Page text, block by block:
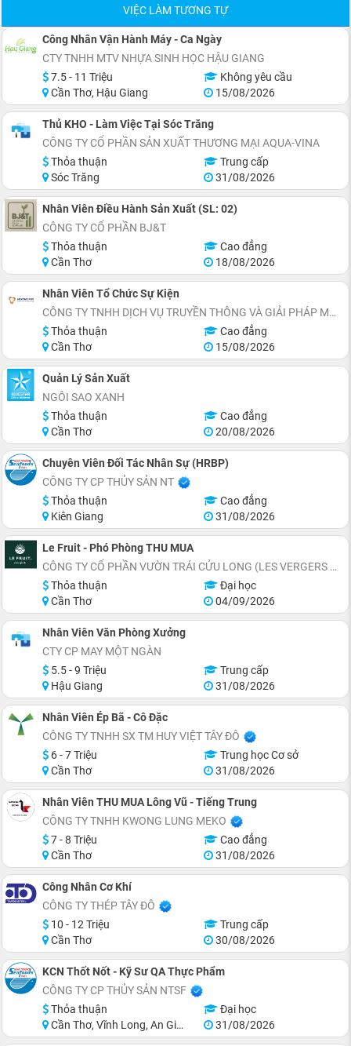
VIỆC LÀM TƯƠNG TỰ
Công Nhân Vận Hành Máy - Ca Ngày
CTY TNHH MTV NHỰA SINH HỌC HẬU GIANG
7.5 - 11 Triệu
Không yêu cầu
Cần Thơ, Hậu Giang
15/08/2026
Thủ KHO - Làm Việc Tại Sóc Trăng
CÔNG TY CỔ PHẦN SẢN XUẤT THƯƠNG MẠI AQUA-VINA
Thỏa thuận
Trung cấp
Sóc Trăng
31/08/2026
Nhân Viên Điều Hành Sản Xuất (SL: 02)
CÔNG TY CỔ PHẦN BJ&T
Thỏa thuận
Cao đẳng
Cần Thơ
18/08/2026
Nhân Viên Tổ Chức Sự Kiện
CÔNG TY TNHH DỊCH VỤ TRUYỀN THÔNG VÀ GIẢI PHÁP MARKETING MEKONG PRO
Thỏa thuận
Cao đẳng
Cần Thơ
15/08/2026
Quản Lý Sản Xuất
NGÔI SAO XANH
Thỏa thuận
Cao đẳng
Cần Thơ
20/08/2026
Chuyên Viên Đối Tác Nhân Sự (HRBP)
CÔNG TY CP THỦY SẢN NT
Thỏa thuận
Cao đẳng
Kiên Giang
31/08/2026
Le Fruit - Phó Phòng THU MUA
CÔNG TY CỔ PHẦN VƯỜN TRÁI CỬU LONG (LES VERGERS DU MÉKONG)
Thỏa thuận
Đại học
Cần Thơ
04/09/2026
Nhân Viên Văn Phòng Xưởng
CTY CP MAY MỘT NGÀN
5.5 - 9 Triệu
Trung cấp
Hậu Giang
31/08/2026
Nhân Viên Ép Bã - Cô Đặc
CÔNG TY TNHH SX TM HUY VIỆT TÂY ĐÔ
6 - 7 Triệu
Trung học Cơ sở
Cần Thơ
31/08/2026
Nhân Viên THU MUA Lông Vũ - Tiếng Trung
CÔNG TY TNHH KWONG LUNG MEKO
7 - 8 Triệu
Cao đẳng
Cần Thơ
31/08/2026
Công Nhân Cơ Khí
CÔNG TY THÉP TÂY ĐÔ
10 - 12 Triệu
Trung cấp
Cần Thơ
30/08/2026
KCN Thốt Nốt - Kỹ Sư QA Thực Phẩm
CÔNG TY CP THỦY SẢN NTSF
Thỏa thuận
Đại học
Cần Thơ, Vĩnh Long, An Giang, Đồng Tháp, Tiền Giang, Hồ Chí Minh
31/08/2026